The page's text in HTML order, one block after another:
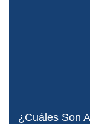
¿Cuáles Son